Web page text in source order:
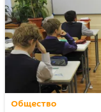
Общество